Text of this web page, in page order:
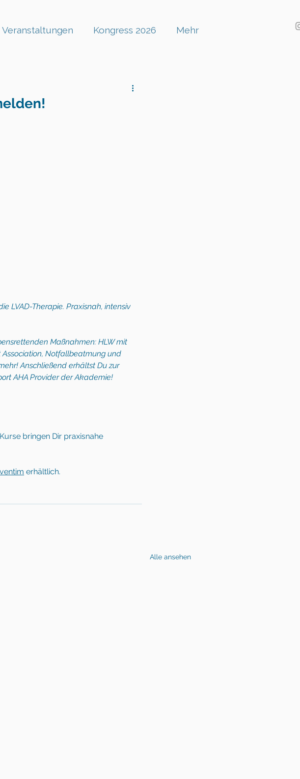
Veranstaltungen Kongress 2026 Mehr
LVAD-Therapie. Praxisnah, intensiv
Maßnahmen: HLW mit
Notfallbeatmung und
Anschließend erhältst Du zur
AHA Provider der Akademie!
bringen Dir praxisnahe
erhältlich.
Alle ansehen